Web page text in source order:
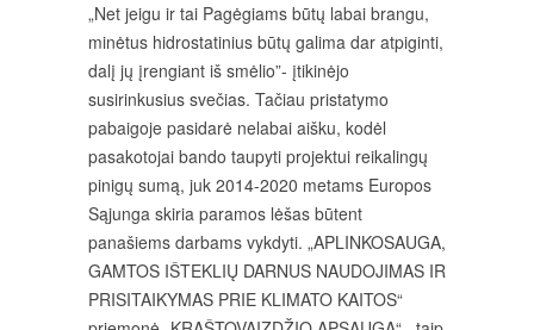
„Net jeigu ir tai Pagėgiams būtų labai brangu,
minėtus hidrostatinius būtų galima dar atpiginti,
dalį jų įrengiant iš smėlio”- įtikinėjo
susirinkusius svečias. Tačiau pristatymo
pabaigoje pasidarė nelabai aišku, kodėl
pasakotojai bando taupyti projektui reikalingų
pinigų sumą, juk 2014-2020 metams Europos
Sąjunga skiria paramos lėšas būtent
panašiems darbams vykdyti. „APLINKOSAUGA,
GAMTOS IŠTEKLIŲ DARNUS NAUDOJIMAS IR
PRISITAIKYMAS PRIE KLIMATO KAITOS“